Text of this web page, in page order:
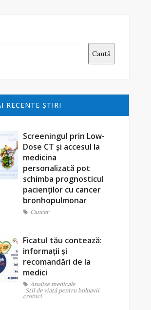
Caută
RECENTE ŞTIRI
Screeningul prin Low-
Dose CT și accesul la
medicina
personalizată pot
schimba prognosticul
pacienților cu cancer
bronhopulmonar
Cancer
Ficatul tău contează:
informații și
recomandări de la
medici
Analize medicale
Stil de viaţă pentru bolnavii
cronici